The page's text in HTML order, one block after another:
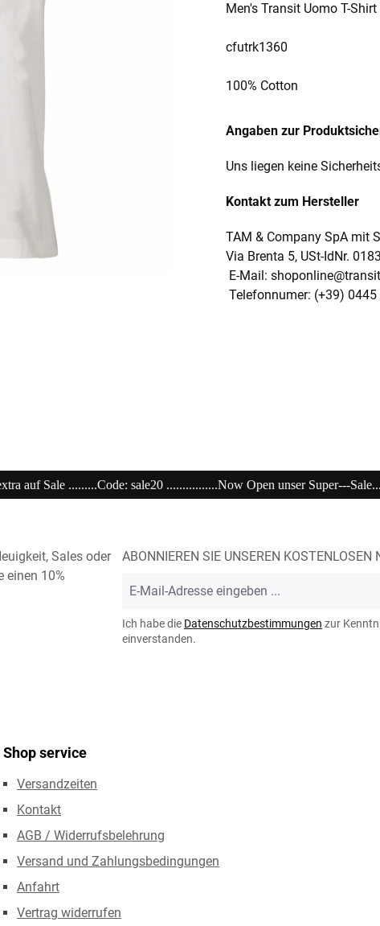
Men's Transit Uomo T-
cfutrk1360
100% Cotton
Angaben zur
Uns liegen keine
Kontakt zum Hersteller
TAM & Company SpA mit
Via Brenta 5, USt-IdNr.
E-Mail:
Telefonnumer: (+39) 0445
Open unser Super---Sale...im Store
Sales oder
einen 10%
ABONNIEREN SIE UNSEREN KOSTENLOSEN
Mail-
*
Ich habe die Datenschutzbestimmungen zur
einverstanden.
Shop service
Versandzeiten
Kontakt
AGB / Widerrufsbelehrung
Versand und Zahlungsbedingungen
Anfahrt
Vertrag widerrufen